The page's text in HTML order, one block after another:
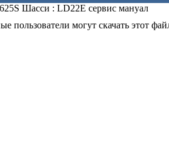
Шасси : LD22E сервис мануал
пользователи могут скачать этот